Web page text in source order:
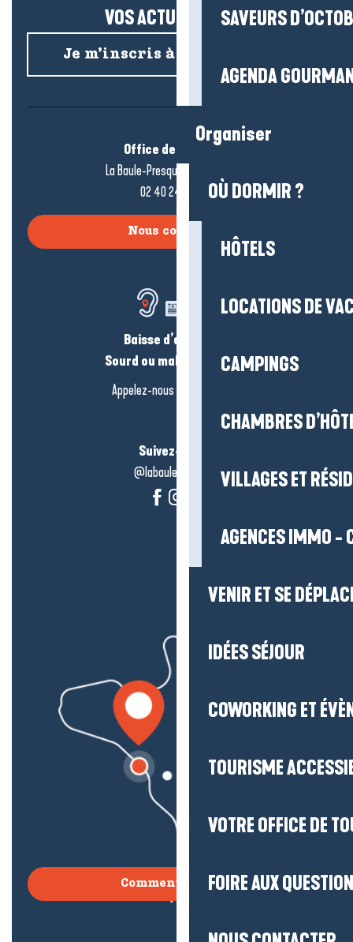
SAVEURS
AGENDA
Organiser
OÙ DORMIR ?
HÔTELS
LOCATIONS DE
CAMPINGS
CHAMBRES
VILLAGES ET
AGENCES IMMO -
VENIR ET SE
IDÉES SÉJOUR
COWORKING ET
TOURISME
VOTRE OFFICE DE
FOIRE AUX
VOS ACTUS SALÉES !
Je m’inscris à la newsletter
Office de tourisme
La Baule-Presqu’île de Guérande
02 40 24 34 44
Nous contacter
Baisse d’audition ?
Sourd ou malentendant ?
Appelez-nous en
Suivez-nous !
@labauleguérande
Comment venir ?